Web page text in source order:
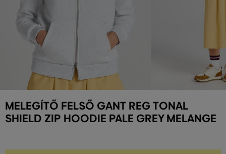
MELEGÍTŐ FELSŐ GANT REG TONAL
SHIELD ZIP HOODIE PALE GREY MELANGE